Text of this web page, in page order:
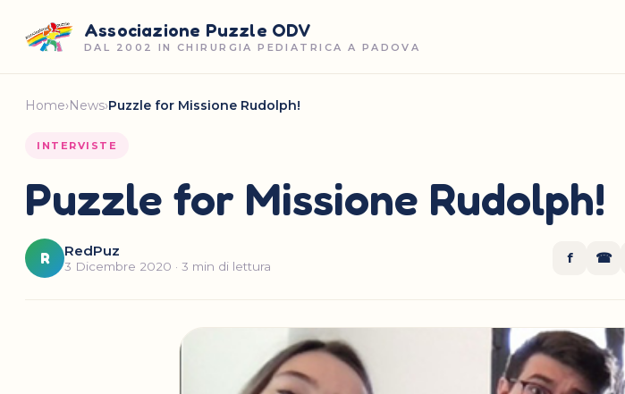
Associazione Puzzle ODV
DAL 2002 IN CHIRURGIA PEDIATRICA A PADOVA
Home›News›Puzzle for Missione Rudolph!
INTERVISTE
Puzzle for Missione Rudolph!
R RedPuz
3 Dicembre 2020 · 3 min di lettura f ☎